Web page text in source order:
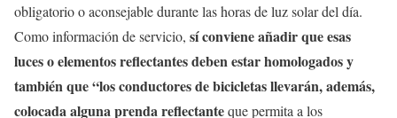
obligatorio o aconsejable durante las horas de luz solar del día.
Como información de servicio, sí conviene añadir que esas
luces o elementos reflectantes deben estar homologados y
también que “los conductores de bicicletas llevarán, además,
colocada alguna prenda reflectanteque permita a los